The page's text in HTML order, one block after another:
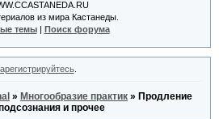
из мира Кастанеды.
темы| Поиск форума
.
» Многообразие практик » Продление
и прочее